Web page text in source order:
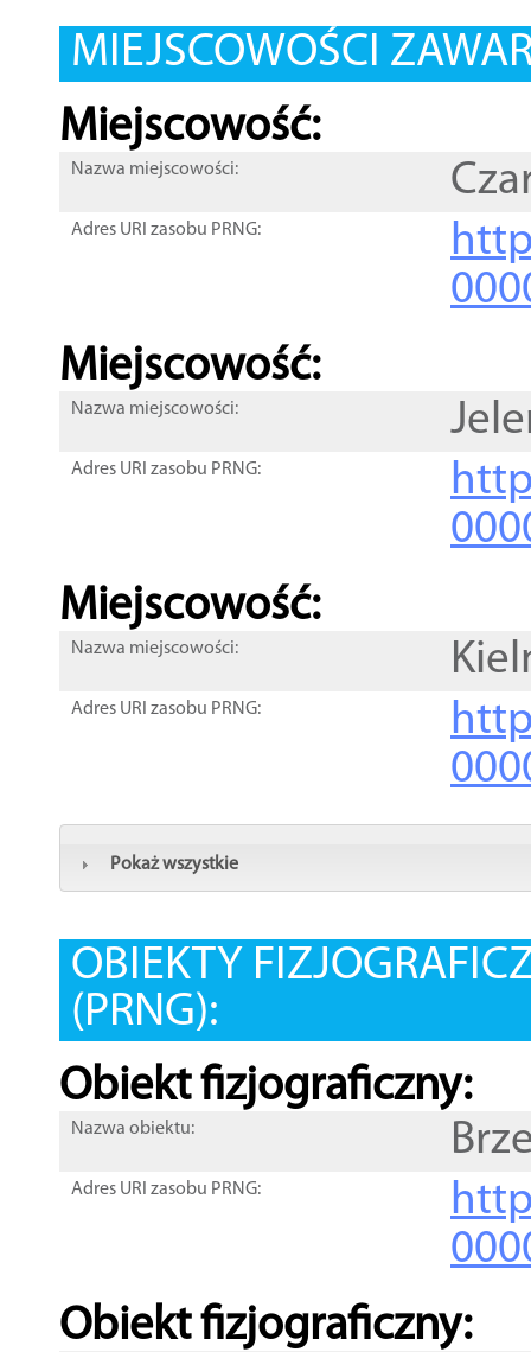
MIEJSCOWOŚCI
Miejscowość:
Nazwa miejscowości:
Adres URI zasobu PRNG:
Miejscowość:
Nazwa miejscowości:
Adres URI zasobu PRNG:
Miejscowość:
Nazwa miejscowości:
Adres URI zasobu PRNG:
Pokaż wszystkie
OBIEKTY
(PRNG):
Obiekt fizjograficzny:
Nazwa obiektu:
Adres URI zasobu PRNG:
Obiekt fizjograficzny: